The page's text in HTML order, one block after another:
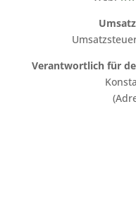
Verantwortlich für